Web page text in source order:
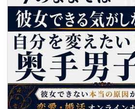
1. ２名様以上でのご参加は必ず同性同士でお申し込み
2. 服装の指定はございません。多くのお客様はカジ
れています。
3. 開催判断はイベント前日の時点で男性３名・女性
なりますが、当日に参加者のキャンセルで比率が崩れ
回った場合、一切返金などの保証はいたしませんので
4. イベントページ内の「お申し込み状況」等はキャン
数、男女比率と異なる可能性がございます。
5. 当日は店舗の外ではなく店舗内で受付いたします
で来た」旨をお伝えください。
6. お釣りの用意はございませんので、出ないようにご
7. 当日は年齢確認のできる身分証をお持ちください。
ことが発覚した場合、参加費を全額徴収し返金はいた
8. 15分以上の遅刻はキャンセルとみなす可能性があり
9. 当日受付にお越しになってからのキャンセル、途中